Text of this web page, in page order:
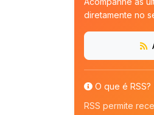
diretamente no
O que é RSS?
RSS permite